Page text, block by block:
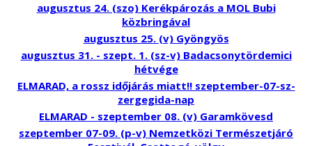
augusztus 24. (szo) Kerékpározás a MOL Bubi
közbringával
augusztus 25. (v) Gyöngyös
augusztus 31. - szept. 1. (sz-v) Badacsonytördemici
hétvége
ELMARAD, a rossz időjárás miatt!! szeptember-07-sz-
zergegida-nap
ELMARAD - szeptember 08. (v) Garamkövesd
szeptember 07-09. (p-v) Nemzetközi Természetjáró